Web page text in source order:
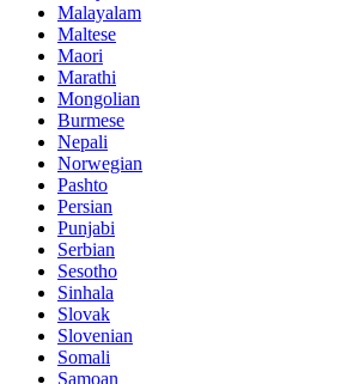
Malayalam
Maltese
Maori
Marathi
Mongolian
Burmese
Nepali
Norwegian
Pashto
Persian
Punjabi
Serbian
Sesotho
Sinhala
Slovak
Slovenian
Somali
Samoan